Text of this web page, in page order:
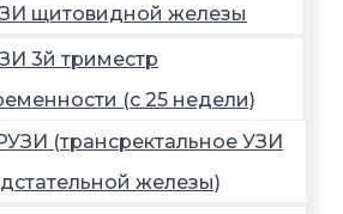
щитовидной железы
3й триместр
(с 25 недели)
(трансректальное УЗИ
железы)